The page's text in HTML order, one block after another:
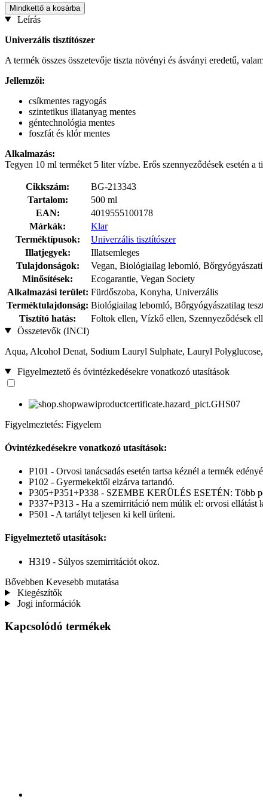
Mindkettő a kosárba
Leírás
Univerzális tisztítószer
A termék összes összetevője tiszta növényi és ásványi eredetű,
Jellemzői:
csíkmentes ragyogás
szintetikus illatanyag mentes
géntechnológia mentes
foszfát és klór mentes
Alkalmazás:
Tegyen 10 ml terméket 5 liter vízbe. Erős szennyeződések esetén
Cikkszám:
BG-213343
Tartalom:
500 ml
EAN:
4019555100178
Márkák:
Klar
Terméktípusok:
Univerzális tisztítószer
Illatjegyek:
Illatsemleges
Tulajdonságok:
Vegan, Biológiailag lebomló,
Minősítések:
Ecogarantie, Vegan Society
Alkalmazási terület: Fürdőszoba, Konyha, Univerzális
Terméktulajdonság: Biológiailag lebomló, Bőrgyógyászatilag
Tisztító hatás:
Foltok ellen, Vízkő ellen, Szennyeződések
Összetevők (INCI)
Aqua, Alcohol Denat, Sodium Lauryl Sulphate, Lauryl
Figyelmeztető és óvintézkedésekre vonatkozó utasítások
Figyelmeztetés: Figyelem
Óvintézkedésekre vonatkozó utasítások:
P101 - Orvosi tanácsadás esetén tartsa kéznél a termék
P102 - Gyermekektől elzárva tartandó.
P305+P351+P338 - SZEMBE KERÜLÉS ESETÉN: Több
P337+P313 - Ha a szemirritáció nem múlik el: orvosi ellátást
P501 - A tartályt teljesen ki kell üríteni.
Figyelmeztető utasítások:
H319 - Súlyos szemirritációt okoz.
Bővebben Kevesebb mutatása
Kiegészítők
Jogi információk
Kapcsolódó termékek